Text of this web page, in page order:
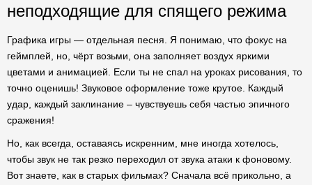
неподходящие для спящего режима
Графика игры — отдельная песня. Я понимаю, что фокус на
геймплей, но, чёрт возьми, она заполняет воздух яркими
цветами и анимацией. Если ты не спал на уроках рисования, то
точно оценишь! Звуковое оформление тоже крутое. Каждый
удар, каждый заклинание – чувствуешь себя частью эпичного
сражения!
Но, как всегда, оставаясь искренним, мне иногда хотелось,
чтобы звук не так резко переходил от звука атаки к фоновому.
Вот знаете, как в старых фильмах? Сначала всё прикольно, а